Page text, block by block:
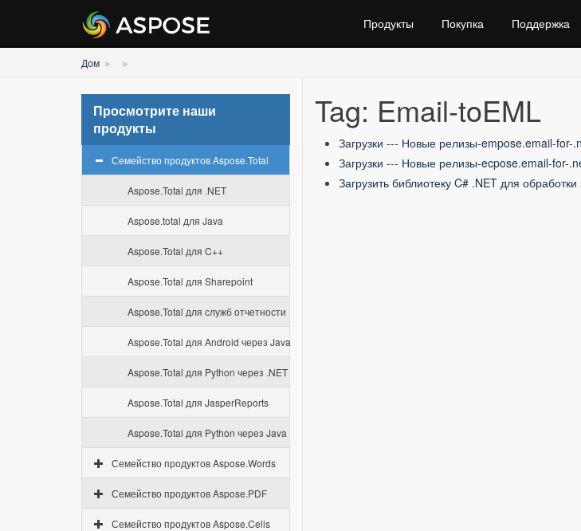
Продукты Покупка Поддержка
Дом
Просмотрите наши
продукты
Семейство продуктов Aspose.Total
Aspose.Total для .NET
Aspose.total для Java
Aspose.Total для C++
Aspose.Total для Sharepoint
Aspose.Total для служб отчетности
Aspose.Total для Android через Java
Aspose.Total для Python через .NET
Aspose.Total для JasperReports
Aspose.Total для Python через Java
Семейство продуктов Aspose.Words
Семейство продуктов Aspose.PDF
Семейство продуктов Aspose.Cells
Tag: Email-toEML
Загрузки --- Новые релизы-empose.email-for-
Загрузки --- Новые релизы-ecpose.email-for-
Загрузить библиотеку C# .NET для